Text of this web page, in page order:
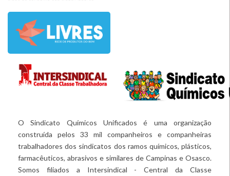
O Sindicato Químicos Unificados é uma organização
construída pelos 33 mil companheiros e companheiras
trabalhadores dos sindicatos dos ramos químicos, plásticos,
farmacêuticos, abrasivos e similares de Campinas e Osasco.
Somos filiados a Intersindical - Central da Classe